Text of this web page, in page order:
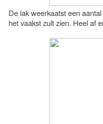
De lak weerkaatst een
het vaakst zult zien. Heel af